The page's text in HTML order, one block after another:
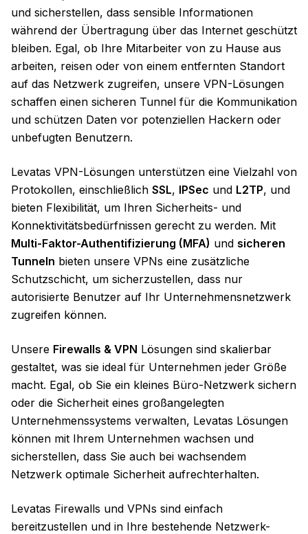
und sicherstellen, dass sensible Informationen
während der Übertragung über das Internet geschützt
bleiben. Egal, ob Ihre Mitarbeiter von zu Hause aus
arbeiten, reisen oder von einem entfernten Standort
auf das Netzwerk zugreifen, unsere VPN-Lösungen
schaffen einen sicheren Tunnel für die Kommunikation
und schützen Daten vor potenziellen Hackern oder
unbefugten Benutzern.
Levatas VPN-Lösungen unterstützen eine Vielzahl von
Protokollen, einschließlich SSL, IPSec und L2TP, und
bieten Flexibilität, um Ihren Sicherheits- und
Konnektivitätsbedürfnissen gerecht zu werden. Mit
Multi-Faktor-Authentifizierung (MFA) und sicheren
Tunneln bieten unsere VPNs eine zusätzliche
Schutzschicht, um sicherzustellen, dass nur
autorisierte Benutzer auf Ihr Unternehmensnetzwerk
zugreifen können.
Unsere Firewalls & VPN Lösungen sind skalierbar
gestaltet, was sie ideal für Unternehmen jeder Größe
macht. Egal, ob Sie ein kleines Büro-Netzwerk sichern
oder die Sicherheit eines großangelegten
Unternehmenssystems verwalten, Levatas Lösungen
können mit Ihrem Unternehmen wachsen und
sicherstellen, dass Sie auch bei wachsendem
Netzwerk optimale Sicherheit aufrechterhalten.
Levatas Firewalls und VPNs sind einfach
bereitzustellen und in Ihre bestehende Netzwerk-